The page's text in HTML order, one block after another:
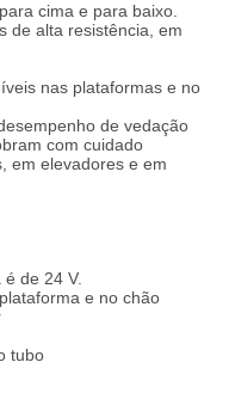
cima e para baixo.
de alta resistência, em
nas plataformas e no
de vedação
com cuidado
em elevadores e em
de 24 V.
e no chão
tubo